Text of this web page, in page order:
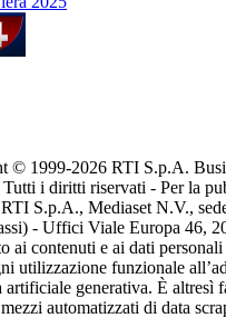
© 1999-2026 RTI S.p.A.
i diritti riservati - Per la
S.p.A., Mediaset N.V.,
- Uffici Viale Europa 46,
ai contenuti e ai dati personali
utilizzazione funzionale
artificiale generativa. È altresì
automatizzati di data